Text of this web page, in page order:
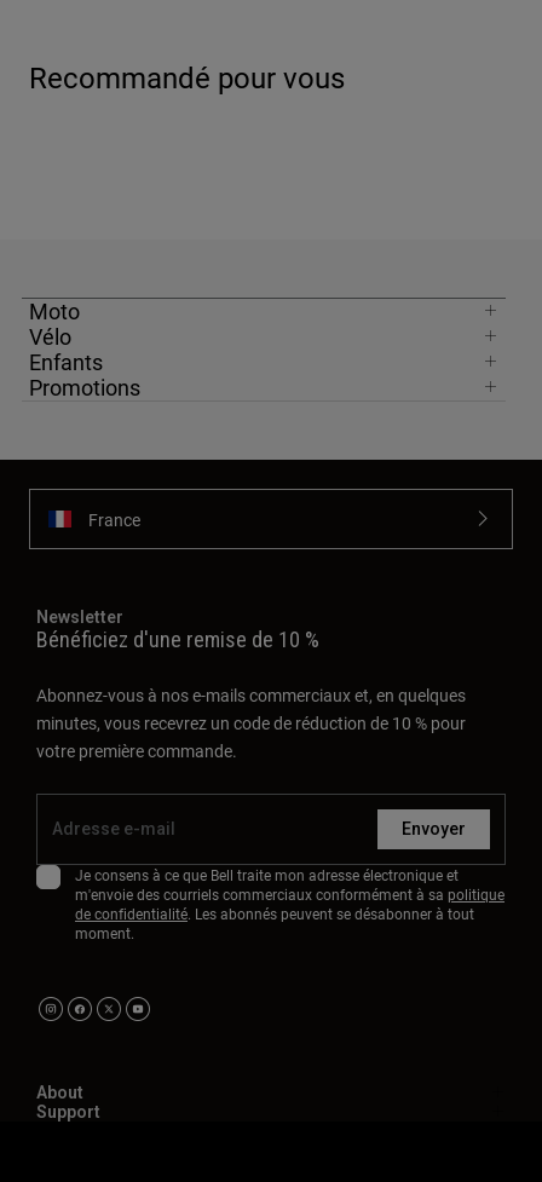
Recommandé pour vous
Moto
Vélo
Enfants
Promotions
France
Newsletter
Bénéficiez d'une remise de 10 %
Abonnez-vous à nos e-mails commerciaux et, en quelques
minutes, vous recevrez un code de réduction de 10 % pour
votre première commande.
Envoyer
Je consens à ce que Bell traite mon adresse électronique et
m'envoie des courriels commerciaux conformément à sa politique
de confidentialité. Les abonnés peuvent se désabonner à tout
moment.
About
Support